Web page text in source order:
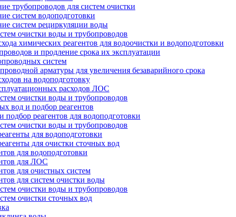
трубопроводов для систем очистки
систем водоподготовки
систем рециркуляции воды
очистки воды и трубопроводов
химических реагентов для водоочистки и водоподготовки
и продление срока их эксплуатации
систем
арматуры для увеличения безаварийного срока
на водоподготовку
расходов ЛОС
очистки воды и трубопроводов
вод и подбор реагентов
подбор реагентов для водоподготовки
очистки воды и трубопроводов
для водоподготовки
для очистки сточных вод
для водоподготовки
для ЛОС
для очистных систем
для систем очистки воды
очистки воды и трубопроводов
очистки сточных вод